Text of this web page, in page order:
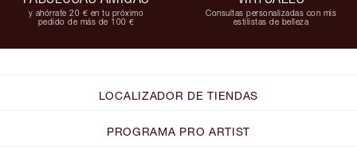
y ahórrate 20 € en tu próximo
pedido de más de 100 €
Consultas personalizadas con mis
estilistas de belleza
LOCALIZADOR DE TIENDAS
PROGRAMA PRO ARTIST